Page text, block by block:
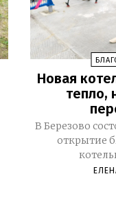
Новая
тепло,
В Березово
открытие